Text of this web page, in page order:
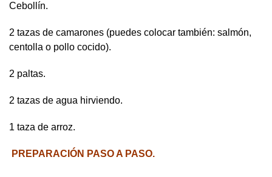
Cebollín.
2 tazas de camarones (puedes colocar también: salmón,
centolla o pollo cocido).
2 paltas.
2 tazas de agua hirviendo.
1 taza de arroz.
PREPARACIÓN PASO A PASO.